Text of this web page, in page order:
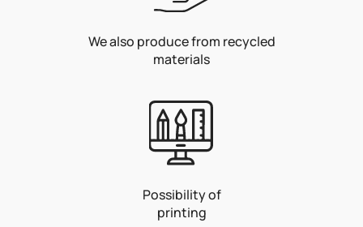
We also produce from recycled
materials
Possibility of
printing